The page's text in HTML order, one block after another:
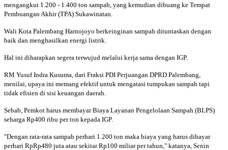
mengangkut 1.200 - 1.400 ton sampah, yang kemudian dibuang ke Tempat
Pembuangan Akhir (TPA) Sukawinatan.
Wali Kota Palembang Harnojoyo berkeinginan sampah dituntaskan dengan
baik dan menghasilkan energi listrik.
Hal ini diharapkan segera terwujud melalui kerja sama dengan IGP.
RM Yusuf Indra Kusuma, dari Fraksi PDI Perjuangan DPRD Palembang,
menilai, upaya ini memang efektif untuk mengatasi tumpukan sampah tapi
tidak efisien di sisi keuangan daerah.
Sebab, Pemkot harus membayar Biaya Layanan Pengelolaan Sampah (BLPS)
seharga Rp400 ribu per ton kepada IGP.
"Dengan rata-rata sampah perhari 1.200 ton maka biaya yang harus dibayar
perhari RpRp480 juta atau sekitar Rp100 miliar per tahun," katanya, Senin